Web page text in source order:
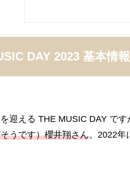
DAY 2023 基本情報
迎える THE MUSIC DAY です
うです）櫻井翔さん。2022年